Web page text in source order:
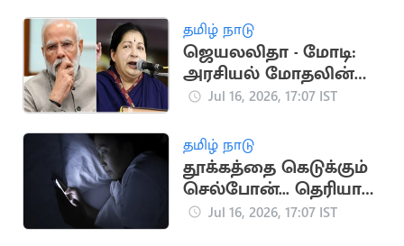
தமிழ் நாடு
ஜெயலலிதா - மோடி:
அரசியல் மோதலின்
முக்கிய தருணங்கள்
Jul 16, 2026, 17:07 IST
தமிழ் நாடு
தூக்கத்தை கெடுக்கும்
செல்போன்... தெரியாத
ஆபத்துகள்
Jul 16, 2026, 17:07 IST